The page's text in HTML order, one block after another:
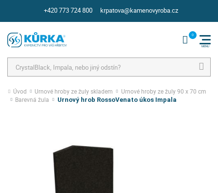
+420 773 724 800 krpatova@kamenovyroba.cz
Úvod Urnové hroby ze žuly skladem
Urnové hroby ze žuly 90 x 70 cm
Barevná žula
Urnový hrob RossoVenato úkos Impala